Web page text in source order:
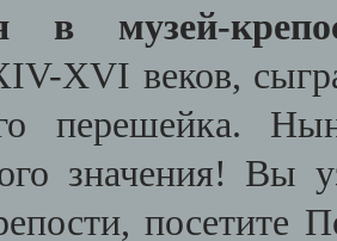
в музей-
XVI веков,
перешейка.
значения! Вы
посетите